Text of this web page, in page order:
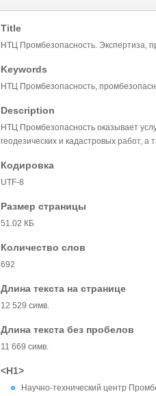
Title
НТЦ Промбезопасность. Экспертиза,
Keywords
НТЦ Промбезопасность,
Description
НТЦ Промбезопасность оказывает
геодезических и кадастровых работ, а
Кодировка
UTF-8
Размер страницы
51.02 КБ
Количество слов
692
Длина текста на странице
12 529 симв.
Длина текста без пробелов
11 669 симв.
<H1>
Научно-технический центр